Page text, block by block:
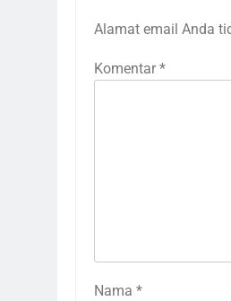
Alamat email Anda
Komentar *
Nama *